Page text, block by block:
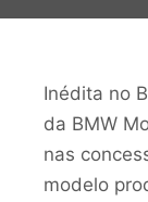
Inédita no
da BMW
nas
modelo